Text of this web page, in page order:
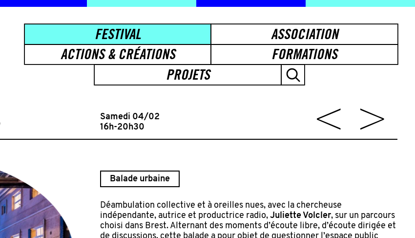
FESTIVAL
ASSOCIATION
ACTIONS & CRÉATIONS
FORMATIONS
PROJETS
Samedi 04/02
16h-20h30
Balade urbaine
Déambulation collective et à oreilles nues, avec la chercheuse
indépendante, autrice et productrice radio, Juliette Volcler, sur un parcours
choisi dans Brest. Alternant des moments d’écoute libre, d’écoute dirigée et
de discussions, cette balade a pour objet de questionner l’espace public